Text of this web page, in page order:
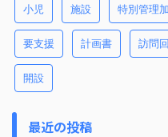
小児 施設 特別管理
要支援 計画書 訪問
開設
最近の投稿